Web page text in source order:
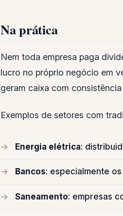
Na prática
Nem toda empresa paga
lucro no próprio negócio em
geram caixa com
Exemplos de setores com
Energia elétrica:
Bancos: especialmente
Saneamento: empresas